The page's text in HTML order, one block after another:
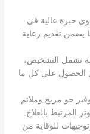
خبرة عالية في
يضمن تقديم رعاية
تشمل التشخيص،
الحصول على كل ما
جو مريح وملائم
المرتبط بالعلاج.
للوقاية من